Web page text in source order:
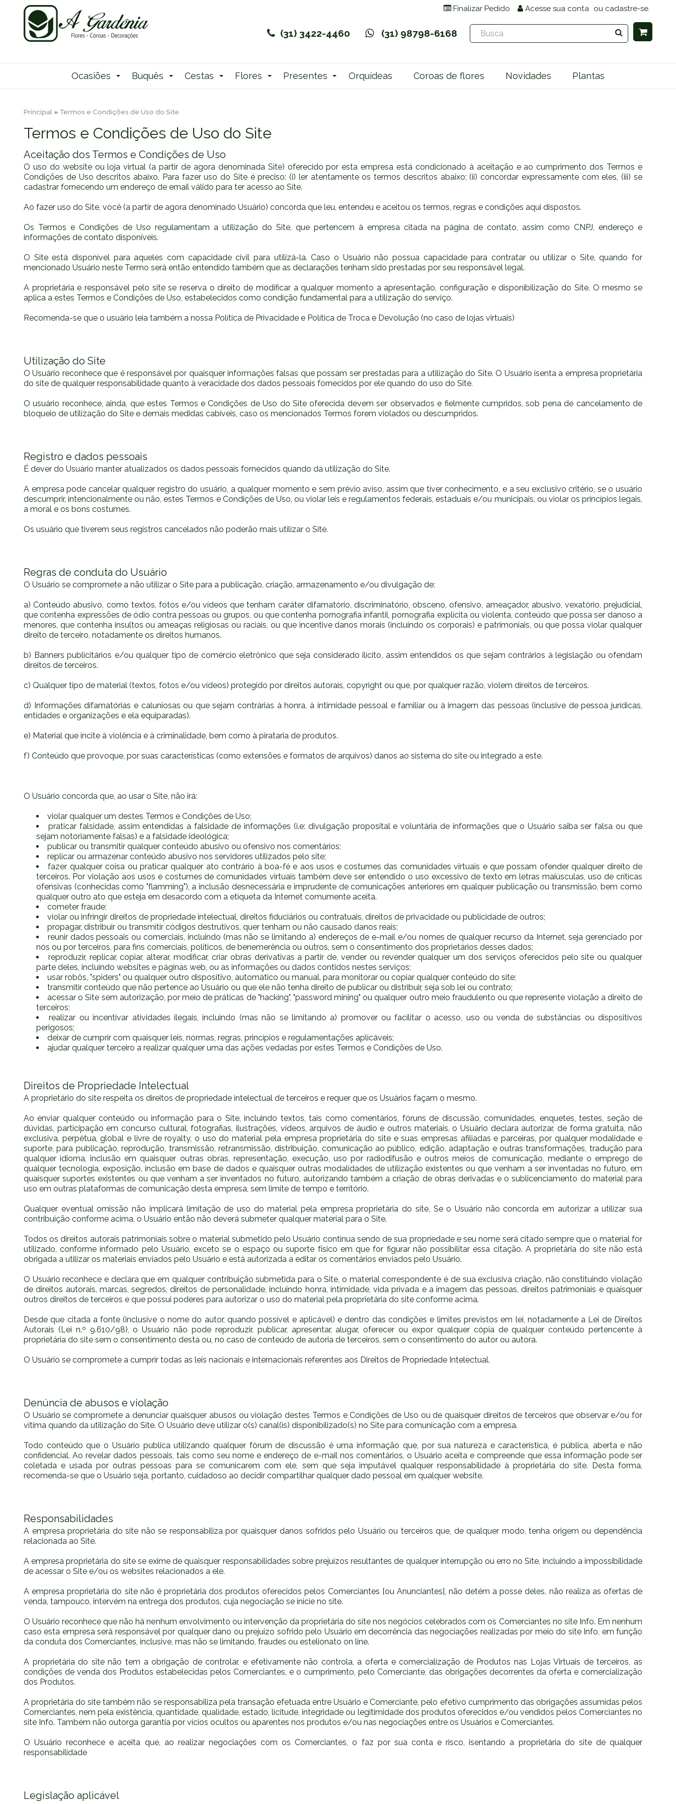
Finalizar Pedido Acesse sua conta ou cadastre-se.
(31) 3422-4460 (31) 98798-6168
Ocasiões Buquês Cestas Flores Presentes Orquídeas Coroas de flores Novidades Plantas
Principal » Termos e Condições de Uso do Site
Termos e Condições de Uso do Site
Aceitação dos Termos e Condições de Uso
O uso do website ou loja virtual (a partir de agora denominada Site) oferecido por esta empresa está condicionado à aceitação e ao cumprimento dos Termos e
Condições de Uso descritos abaixo. Para fazer uso do Site é preciso: (i) ler atentamente os termos descritos abaixo; (ii) concordar expressamente com eles, (iii) se
cadastrar fornecendo um endereço de email válido para ter acesso ao Site.
Ao fazer uso do Site, você (a partir de agora denominado Usuário) concorda que leu, entendeu e aceitou os termos, regras e condições aqui dispostos.
Os Termos e Condições de Uso regulamentam a utilização do Site, que pertencem à empresa citada na página de contato, assim como CNPJ, endereço e
informações de contato disponíveis.
O Site está disponível para aqueles com capacidade civil para utilizá-la. Caso o Usuário não possua capacidade para contratar ou utilizar o Site, quando for
mencionado Usuário neste Termo será então entendido também que as declarações tenham sido prestadas por seu responsável legal.
A proprietária e responsável pelo site se reserva o direito de modificar a qualquer momento a apresentação, configuração e disponibilização do Site. O mesmo se
aplica a estes Termos e Condições de Uso, estabelecidos como condição fundamental para a utilização do serviço.
Recomenda-se que o usuário leia também a nossa Política de Privacidade e Política de Troca e Devolução (no caso de lojas virtuais)
Utilização do Site
O Usuário reconhece que é responsável por quaisquer informações falsas que possam ser prestadas para a utilização do Site. O Usuário isenta a empresa proprietária
do site de qualquer responsabilidade quanto à veracidade dos dados pessoais fornecidos por ele quando do uso do Site.
O usuário reconhece, ainda, que estes Termos e Condições de Uso do Site oferecida devem ser observados e fielmente cumpridos, sob pena de cancelamento de
bloqueio de utilização do Site e demais medidas cabíveis, caso os mencionados Termos forem violados ou descumpridos.
Registro e dados pessoais
É dever do Usuário manter atualizados os dados pessoais fornecidos quando da utilização do Site.
A empresa pode cancelar qualquer registro do usuário, a qualquer momento e sem prévio aviso, assim que tiver conhecimento, e a seu exclusivo critério, se o usuário
descumprir, intencionalmente ou não, estes Termos e Condições de Uso, ou violar leis e regulamentos federais, estaduais e/ou municipais, ou violar os princípios legais,
a moral e os bons costumes.
Os usuário que tiverem seus registros cancelados não poderão mais utilizar o Site.
Regras de conduta do Usuário
O Usuário se compromete a não utilizar o Site para a publicação, criação, armazenamento e/ou divulgação de:
a) Conteúdo abusivo, como textos, fotos e/ou vídeos que tenham caráter difamatório, discriminatório, obsceno, ofensivo, ameaçador, abusivo, vexatório, prejudicial,
que contenha expressões de ódio contra pessoas ou grupos, ou que contenha pornografia infantil, pornografia explícita ou violenta, conteúdo que possa ser danoso a
menores, que contenha insultos ou ameaças religiosas ou raciais, ou que incentive danos morais (incluindo os corporais) e patrimoniais, ou que possa violar qualquer
direito de terceiro, notadamente os direitos humanos.
b) Banners publicitários e/ou qualquer tipo de comércio eletrônico que seja considerado ilícito, assim entendidos os que sejam contrários à legislação ou ofendam
direitos de terceiros.
c) Qualquer tipo de material (textos, fotos e/ou vídeos) protegido por direitos autorais, copyright ou que, por qualquer razão, violem direitos de terceiros.
d) Informações difamatórias e caluniosas ou que sejam contrárias à honra, à intimidade pessoal e familiar ou à imagem das pessoas (inclusive de pessoa jurídicas,
entidades e organizações e ela equiparadas).
e) Material que incite à violência e à criminalidade, bem como à pirataria de produtos.
f) Conteúdo que provoque, por suas características (como extensões e formatos de arquivos) danos ao sistema do site ou integrado a este.
O Usuário concorda que, ao usar o Site, não irá:
violar qualquer um destes Termos e Condições de Uso;
praticar falsidade, assim entendidas a falsidade de informações (i.e: divulgação proposital e voluntária de informações que o Usuário saiba ser falsa ou que
sejam notoriamente falsas) e a falsidade ideológica;
publicar ou transmitir qualquer conteúdo abusivo ou ofensivo nos comentários;
replicar ou armazenar conteúdo abusivo nos servidores utilizados pelo site;
fazer qualquer coisa ou praticar qualquer ato contrário à boa-fé e aos usos e costumes das comunidades virtuais e que possam ofender qualquer direito de
terceiros. Por violação aos usos e costumes de comunidades virtuais também deve ser entendido o uso excessivo de texto em letras maiúsculas, uso de críticas
ofensivas (conhecidas como "flamming"), a inclusão desnecessária e imprudente de comunicações anteriores em qualquer publicação ou transmissão, bem como
qualquer outro ato que esteja em desacordo com a etiqueta da Internet comumente aceita.
cometer fraude;
violar ou infringir direitos de propriedade intelectual, direitos fiduciários ou contratuais, direitos de privacidade ou publicidade de outros;
propagar, distribuir ou transmitir códigos destrutivos, quer tenham ou não causado danos reais;
reunir dados pessoais ou comerciais, incluindo (mas não se limitando a) endereços de e-mail e/ou nomes de qualquer recurso da Internet, seja gerenciado por
nós ou por terceiros, para fins comerciais, políticos, de benemerência ou outros, sem o consentimento dos proprietários desses dados;
reproduzir, replicar, copiar, alterar, modificar, criar obras derivativas a partir de, vender ou revender qualquer um dos serviços oferecidos pelo site ou qualquer
parte deles, incluindo websites e páginas web, ou as informações ou dados contidos nestes serviços;
usar robôs, "spiders" ou qualquer outro dispositivo, automático ou manual, para monitorar ou copiar qualquer conteúdo do site;
transmitir conteúdo que não pertence ao Usuário ou que ele não tenha direito de publicar ou distribuir, seja sob lei ou contrato;
acessar o Site sem autorização, por meio de práticas de "hacking", "password mining" ou qualquer outro meio fraudulento ou que represente violação a direito de
terceiros;
realizar ou incentivar atividades ilegais, incluindo (mas não se limitando a) promover ou facilitar o acesso, uso ou venda de substâncias ou dispositivos
perigosos;
deixar de cumprir com quaisquer leis, normas, regras, princípios e regulamentações aplicáveis;
ajudar qualquer terceiro a realizar qualquer uma das ações vedadas por estes Termos e Condições de Uso.
Direitos de Propriedade Intelectual
A proprietário do site respeita os direitos de propriedade intelectual de terceiros e requer que os Usuários façam o mesmo.
Ao enviar qualquer conteúdo ou informação para o Site, incluindo textos, tais como comentários, fóruns de discussão, comunidades, enquetes, testes, seção de
dúvidas, participação em concurso cultural, fotografias, ilustrações, vídeos, arquivos de áudio e outros materiais, o Usuário declara autorizar, de forma gratuita, não
exclusiva, perpétua, global e livre de royalty, o uso do material pela empresa proprietária do site e suas empresas afiliadas e parceiras, por qualquer modalidade e
suporte, para publicação, reprodução, transmissão, retransmissão, distribuição, comunicação ao público, edição, adaptação e outras transformações, tradução para
qualquer idioma, inclusão em quaisquer outras obras, representação, execução, uso por radiodifusão e outros meios de comunicação, mediante o emprego de
qualquer tecnologia, exposição, inclusão em base de dados e quaisquer outras modalidades de utilização existentes ou que venham a ser inventadas no futuro, em
quaisquer suportes existentes ou que venham a ser inventados no futuro, autorizando também a criação de obras derivadas e o sublicenciamento do material para
uso em outras plataformas de comunicação desta empresa, sem limite de tempo e território.
Qualquer eventual omissão não implicará limitação de uso do material pela empresa proprietária do site. Se o Usuário não concorda em autorizar a utilizar sua
contribuição conforme acima, o Usuário então não deverá submeter qualquer material para o Site.
Todos os direitos autorais patrimoniais sobre o material submetido pelo Usuário continua sendo de sua propriedade e seu nome será citado sempre que o material for
utilizado, conforme informado pelo Usuário, exceto se o espaço ou suporte físico em que for figurar não possibilitar essa citação. A proprietária do site não está
obrigada a utilizar os materiais enviados pelo Usuário e está autorizada a editar os comentários enviados pelo Usuário.
O Usuário reconhece e declara que em qualquer contribuição submetida para o Site, o material correspondente é de sua exclusiva criação, não constituindo violação
de direitos autorais, marcas, segredos, direitos de personalidade, incluindo honra, intimidade, vida privada e a imagem das pessoas, direitos patrimoniais e quaisquer
outros direitos de terceiros e que possui poderes para autorizar o uso do material pela proprietária do site conforme acima.
Desde que citada a fonte (inclusive o nome do autor, quando possível e aplicável) e dentro das condições e limites previstos em lei, notadamente a Lei de Direitos
Autorais (Lei n.º 9.610/98), o Usuário não pode reproduzir, publicar, apresentar, alugar, oferecer ou expor qualquer cópia de qualquer conteúdo pertencente à
proprietária do site sem o consentimento desta ou, no caso de conteúdo de autoria de terceiros, sem o consentimento do autor ou autora.
O Usuário se compromete a cumprir todas as leis nacionais e internacionais referentes aos Direitos de Propriedade Intelectual.
Denúncia de abusos e violação
O Usuário se compromete a denunciar quaisquer abusos ou violação destes Termos e Condições de Uso ou de quaisquer direitos de terceiros que observar e/ou for
vítima quando da utilização do Site. O Usuário deve utilizar o(s) canal(is) disponibilizado(s) no Site para comunicação com a empresa.
Todo conteúdo que o Usuário publica utilizando qualquer fórum de discussão é uma informação que, por sua natureza e característica, é pública, aberta e não
confidencial. Ao revelar dados pessoais, tais como seu nome e endereço de e-mail nos comentários, o Usuário aceita e compreende que essa informação pode ser
coletada e usada por outras pessoas para se comunicarem com ele, sem que seja imputável qualquer responsabilidade à proprietária do site. Desta forma,
recomenda-se que o Usuário seja, portanto, cuidadoso ao decidir compartilhar qualquer dado pessoal em qualquer website.
Responsabilidades
A empresa proprietária do site não se responsabiliza por quaisquer danos sofridos pelo Usuário ou terceiros que, de qualquer modo, tenha origem ou dependência
relacionada ao Site.
A empresa proprietária do site se exime de quaisquer responsabilidades sobre prejuízos resultantes de qualquer interrupção ou erro no Site, incluindo a impossibilidade
de acessar o Site e/ou os websites relacionados a ele.
A empresa proprietária do site não é proprietária dos produtos oferecidos pelos Comerciantes [ou Anunciantes], não detém a posse deles, não realiza as ofertas de
venda, tampouco, intervém na entrega dos produtos, cuja negociação se inicie no site.
O Usuário reconhece que não há nenhum envolvimento ou intervenção da proprietária do site nos negócios celebrados com os Comerciantes no site Info. Em nenhum
caso esta empresa será responsável por qualquer dano ou prejuízo sofrido pelo Usuário em decorrência das negociações realizadas por meio do site Info, em função
da conduta dos Comerciantes, inclusive, mas não se limitando, fraudes ou estelionato on line.
A proprietária do site não tem a obrigação de controlar, e efetivamente não controla, a oferta e comercialização de Produtos nas Lojas Virtuais de terceiros, as
condições de venda dos Produtos estabelecidas pelos Comerciantes, e o cumprimento, pelo Comerciante, das obrigações decorrentes da oferta e comercialização
dos Produtos.
A proprietária do site também não se responsabiliza pela transação efetuada entre Usuário e Comerciante, pelo efetivo cumprimento das obrigações assumidas pelos
Comerciantes, nem pela existência, quantidade, qualidade, estado, licitude, integridade ou legitimidade dos produtos oferecidos e/ou vendidos pelos Comerciantes no
site Info. Também não outorga garantia por vícios ocultos ou aparentes nos produtos e/ou nas negociações entre os Usuários e Comerciantes.
O Usuário reconhece e aceita que, ao realizar negociações com os Comerciantes, o faz por sua conta e risco, isentando a proprietária do site de qualquer
responsabilidade
Legislação aplicável